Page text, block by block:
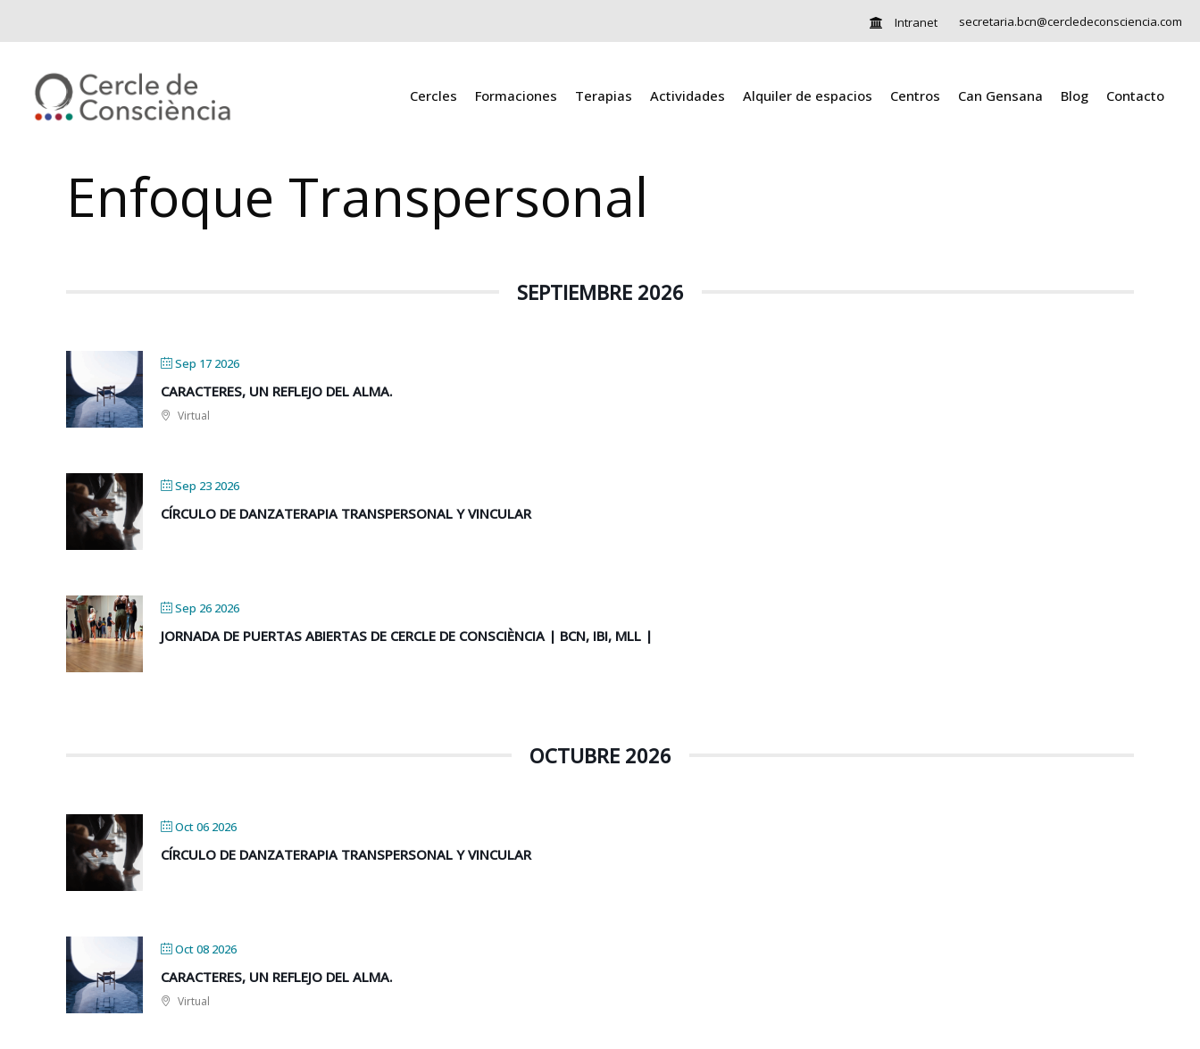
Intranet secretaria.bcn@cercledeconsciencia.com
Cercles Formaciones Terapias Actividades Alquiler de espacios Centros Can Gensana Blog Contacto
Enfoque Transpersonal
SEPTIEMBRE 2026
Sep 17 2026
CARACTERES, UN REFLEJO DEL ALMA.
Virtual
Sep 23 2026
CÍRCULO DE DANZATERAPIA TRANSPERSONAL Y VINCULAR
Sep 26 2026
JORNADA DE PUERTAS ABIERTAS DE CERCLE DE CONSCIÈNCIA | BCN, IBI, MLL |
OCTUBRE 2026
Oct 06 2026
CÍRCULO DE DANZATERAPIA TRANSPERSONAL Y VINCULAR
Oct 08 2026
CARACTERES, UN REFLEJO DEL ALMA.
Virtual